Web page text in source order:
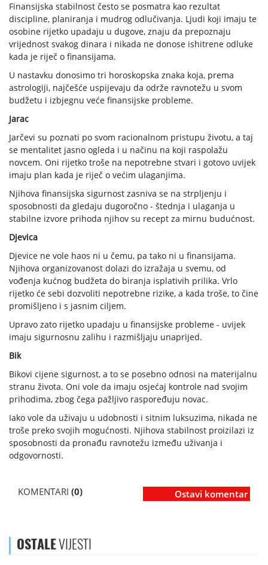
Finansijska stabilnost često se posmatra kao rezultat
discipline, planiranja i mudrog odlučivanja. Ljudi koji imaju te
osobine rijetko upadaju u dugove, znaju da prepoznaju
vrijednost svakog dinara i nikada ne donose ishitrene odluke
kada je riječ o finansijama.
U nastavku donosimo tri horoskopska znaka koja, prema
astrologiji, najčešće uspijevaju da održe ravnotežu u svom
budžetu i izbjegnu veće finansijske probleme.
Jarac
Jarčevi su poznati po svom racionalnom pristupu životu, a taj
se mentalitet jasno ogleda i u načinu na koji raspolažu
novcem. Oni rijetko troše na nepotrebne stvari i gotovo uvijek
imaju plan kada je riječ o većim ulaganjima.
Njihova finansijska sigurnost zasniva se na strpljenju i
sposobnosti da gledaju dugoročno - štednja i ulaganja u
stabilne izvore prihoda njihov su recept za mirnu budućnost.
Djevica
Djevice ne vole haos ni u čemu, pa tako ni u finansijama.
Njihova organizovanost dolazi do izražaja u svemu, od
vođenja kućnog budžeta do biranja isplativih prilika. Vrlo
rijetko će sebi dozvoliti nepotrebne rizike, a kada troše, to čine
promišljeno i s jasnim ciljem.
Upravo zato rijetko upadaju u finansijske probleme - uvijek
imaju sigurnosnu zalihu i razmišljaju unaprijed.
Bik
Bikovi cijene sigurnost, a to se posebno odnosi na materijalnu
stranu života. Oni vole da imaju osjećaj kontrole nad svojim
prihodima, zbog čega pažljivo raspoređuju novac.
Iako vole da uživaju u udobnosti i sitnim luksuzima, nikada ne
troše preko svojih mogućnosti. Njihova stabilnost proizilazi iz
sposobnosti da pronađu ravnotežu između uživanja i
odgovornosti.
KOMENTARI (0) Ostavi komentar
OSTALEVIJESTI